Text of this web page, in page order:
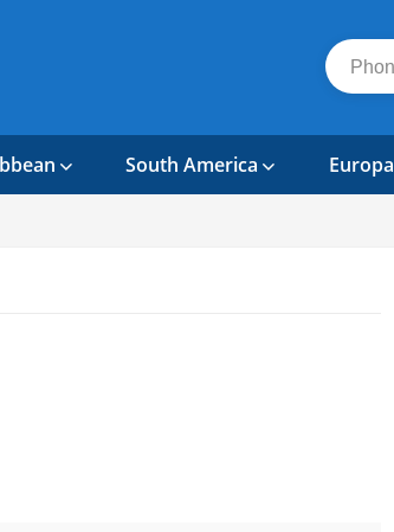
South America Europa